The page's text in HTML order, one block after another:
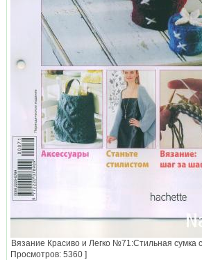
Вязание Красиво и Легко №71:Стильная сумка
Просмотров: 5360 ]